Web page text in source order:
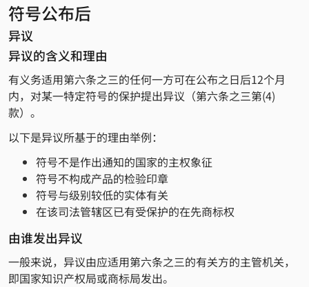
符号公布后
异议
异议的含义和理由
有义务适用第六条之三的任何一方可在公布之日后12个月
内，对某一特定符号的保护提出异议（第六条之三第(4)
款）。
以下是异议所基于的理由举例：
符号不是作出通知的国家的主权象征
符号不构成产品的检验印章
符号与级别较低的实体有关
在该司法管辖区已有受保护的在先商标权
由谁发出异议
一般来说，异议由应适用第六条之三的有关方的主管机关，
即国家知识产权局或商标局发出。